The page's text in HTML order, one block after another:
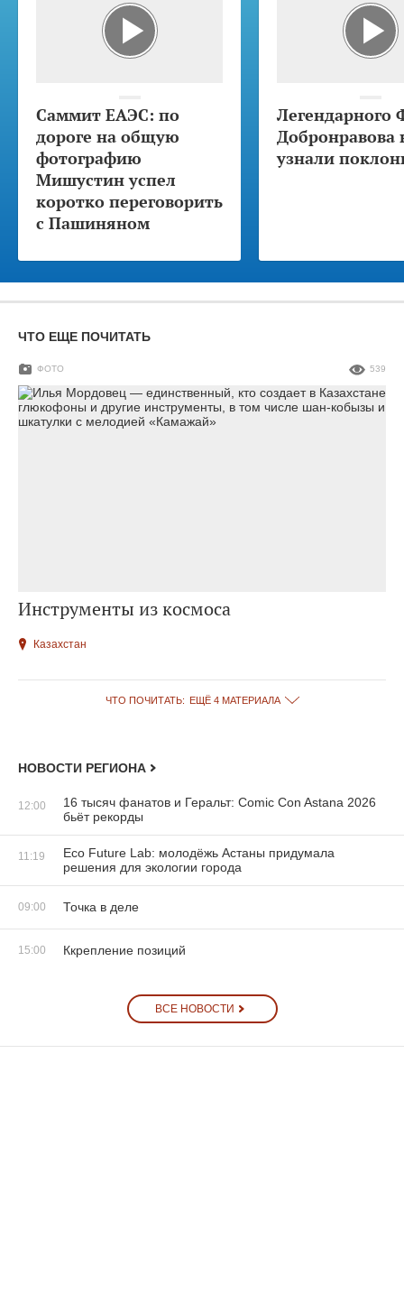
Саммит ЕАЭС: по
дороге на общую
фотографию
Мишустин успел
коротко переговорить
с Пашиняном
Легендарного
Добронравова
узнали
ЧТО ЕЩЕ ПОЧИТАТЬ
Инструменты из космоса
ФОТО 539
Казахстан
ЧТО ПОЧИТАТЬ: ЕЩЁ 4 МАТЕРИАЛА
НОВОСТИ РЕГИОНА
12:00
16 тысяч фанатов и Геральт: Comic Con Astana 2026
бьёт рекорды
11:19
Eco Future Lab: молодёжь Астаны придумала
решения для экологии города
09:00 Точка в деле
15:00 Ккрепление позиций
ВСЕ НОВОСТИ